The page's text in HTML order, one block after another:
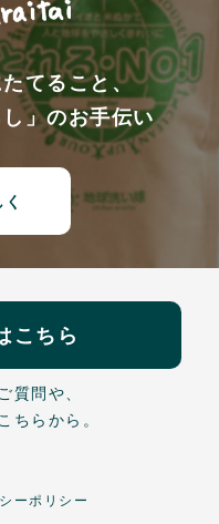
てること、
」のお手伝い
こちら
質問や、
ちらから。
ーポリシー